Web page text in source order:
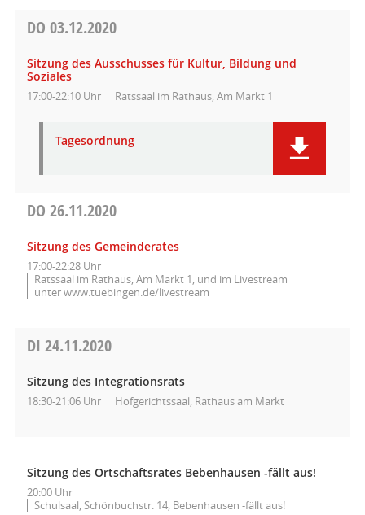
DO 03.12.2020
Sitzung des Ausschusses für Kultur, Bildung und
Soziales
17:00-22:10 Uhr Ratssaal im Rathaus, Am Markt 1
Tagesordnung
DO 26.11.2020
Sitzung des Gemeinderates
17:00-22:28 Uhr
Ratssaal im Rathaus, Am Markt 1, und im Livestream
unter www.tuebingen.de/livestream
DI 24.11.2020
Sitzung des Integrationsrats
18:30-21:06 Uhr Hofgerichtssaal, Rathaus am Markt
Sitzung des Ortschaftsrates Bebenhausen -fällt aus!
20:00 Uhr
Schulsaal, Schönbuchstr. 14, Bebenhausen -fällt aus!